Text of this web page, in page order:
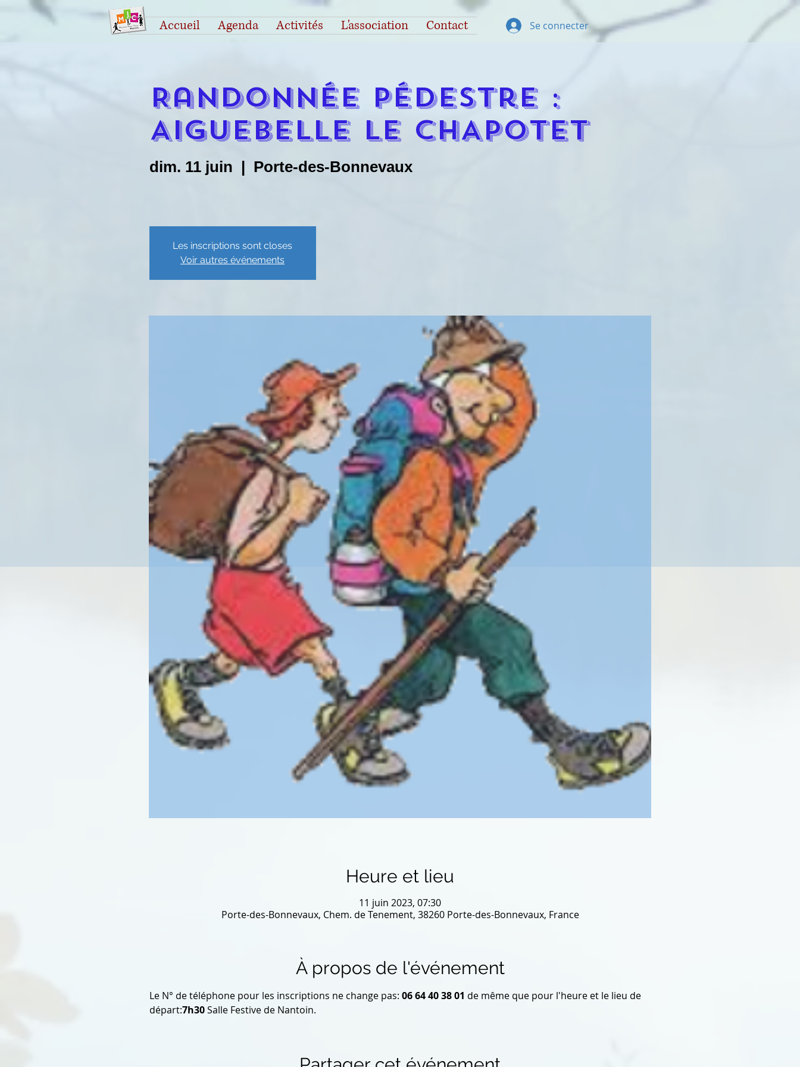
Accueil Agenda Activités L'association Contact Se connecter
Randonnée pédestre :
AIGUEBELLE LE CHAPOTET
dim. 11 juin
  |
Porte-des-Bonnevaux
Les inscriptions sont closes
Voir autres événements
Heure et lieu
11 juin 2023, 07:30
Porte-des-Bonnevaux, Chem. de Tenement, 38260 Porte-des-Bonnevaux, France
À propos de l'événement
Le N° de téléphone pour les inscriptions ne change pas: 06 64 40 38 01 de même que pour l'heure et le lieu de
départ:7h30 Salle Festive de Nantoin.